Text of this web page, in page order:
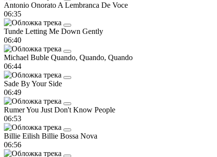
Antonio Onorato A Lembranca De Voce
06:35
Tunde Letting Me Down Gently
06:40
Michael Buble Quando, Quando, Quando
06:44
Sade By Your Side
06:49
RumerYou Just Don't Know People
06:53
Billie Eilish Billie Bossa Nova
06:56